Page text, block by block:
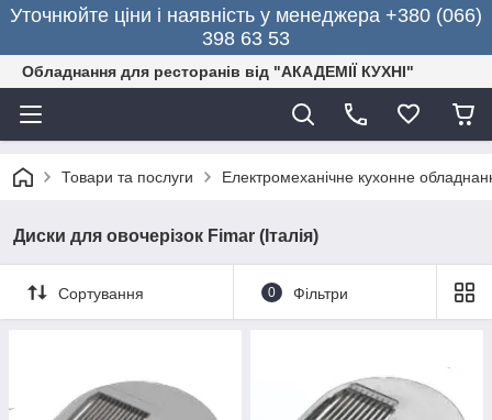
Уточнюйте ціни і наявність у менеджера +380 (066)
398 63 53
Обладнання для ресторанів від "АКАДЕМІЇ КУХНІ"
Товари та послуги Електромеханічне кухонне
Диски для овочерізок Fimar (Італія)
Сортування 0 Фільтри